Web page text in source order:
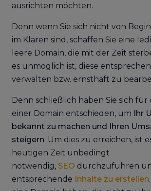
ausrichten möchten.
Denn wenn Sie sich nicht von
im Klaren sind, schaffen Sie eine
leere Domain, die mit der Zeit
es unmöglich ist, diese
verwalten bzw. ernsthaft zu
Denn schließlich haben Sie sich
einer Domain entschieden, um Ihr
bekannt zu machen und Ihren
steigern. Um dies zu erreichen, ist
heutigen Zeit unbedingt
notwendig, SEO durchzuführen
entsprechende Inhalte zu erstellen